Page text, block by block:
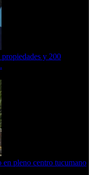
y 200
pleno centro tucumano